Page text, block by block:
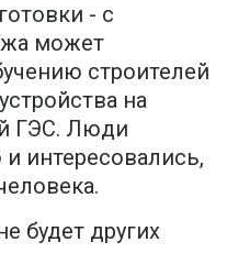
- с
может
строителей
на
ГЭС. Люди
интересовались,
будет других